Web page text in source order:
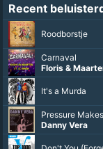
Recent
Roodborstje
Carnaval
Floris &
It's a Murda
Pressure
Danny Vera